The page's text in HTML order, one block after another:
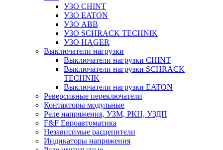
УЗО CHINT
УЗО EATON
УЗО ABB
УЗО SCHRACK TECHNIK
УЗО HAGER
Выключатели нагрузки
Выключатели нагрузки CHINT
Выключатели нагрузки SCHRACK
TECHNIK
Выключатели нагрузки EATON
Реверсивные переключатели
Контакторы модульные
Реле напряжения, УЗМ, РКН, УЗДП
F&F Евроавтоматика
Независимые расцепители
Индикаторы напряжения